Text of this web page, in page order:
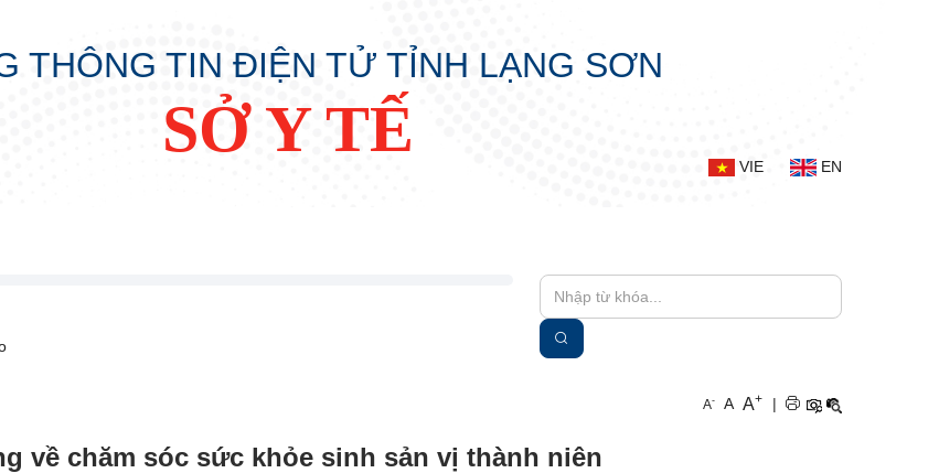
THÔNG TIN ĐIỆN TỬ TỈNH LẠNG SƠN
SỞ Y TẾ
VIE EN
A- A A+ |
về chăm sóc sức khỏe sinh sản vị thành niên